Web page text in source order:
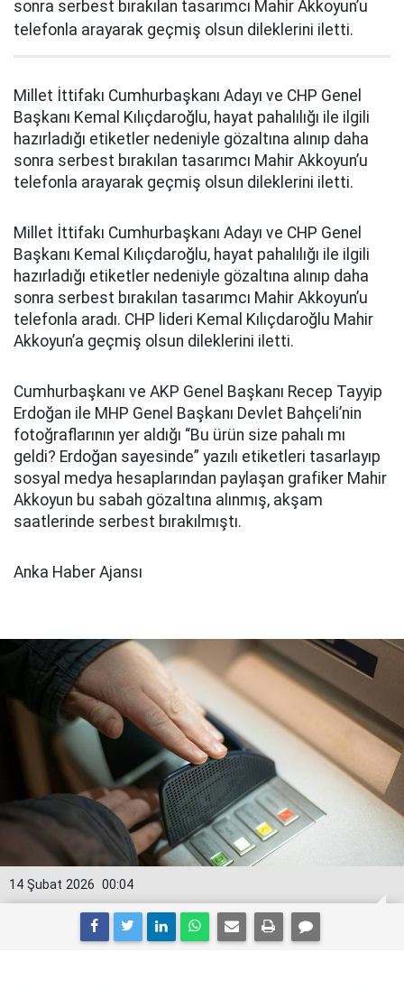
sonra serbest bırakılan tasarımcı Mahir Akkoyun’u
telefonla arayarak geçmiş olsun dileklerini iletti.
Millet İttifakı Cumhurbaşkanı Adayı ve CHP Genel
Başkanı Kemal Kılıçdaroğlu, hayat pahalılığı ile ilgili
hazırladığı etiketler nedeniyle gözaltına alınıp daha
sonra serbest bırakılan tasarımcı Mahir Akkoyun’u
telefonla arayarak geçmiş olsun dileklerini iletti.
Millet İttifakı Cumhurbaşkanı Adayı ve CHP Genel
Başkanı Kemal Kılıçdaroğlu, hayat pahalılığı ile ilgili
hazırladığı etiketler nedeniyle gözaltına alınıp daha
sonra serbest bırakılan tasarımcı Mahir Akkoyun’u
telefonla aradı. CHP lideri Kemal Kılıçdaroğlu Mahir
Akkoyun’a geçmiş olsun dileklerini iletti.
Cumhurbaşkanı ve AKP Genel Başkanı Recep Tayyip
Erdoğan ile MHP Genel Başkanı Devlet Bahçeli’nin
fotoğraflarının yer aldığı “Bu ürün size pahalı mı
geldi? Erdoğan sayesinde” yazılı etiketleri tasarlayıp
sosyal medya hesaplarından paylaşan grafiker Mahir
Akkoyun bu sabah gözaltına alınmış, akşam
saatlerinde serbest bırakılmıştı.
Anka Haber Ajansı
00:04
14 Şubat 2026